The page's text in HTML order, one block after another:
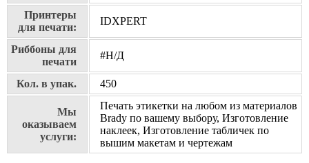
Принтеры
для печати:
IDXPERT
Риббоны для
печати
#Н/Д
Кол. в упак. 450
Мы
оказываем
услуги:
Печать этикетки на любом из материалов
Brady по вашему выбору, Изготовление
наклеек, Изготовление табличек по
вышим макетам и чертежам